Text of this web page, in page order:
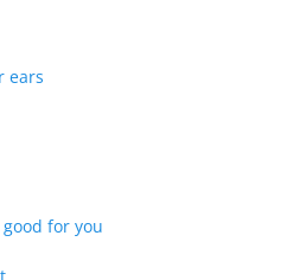
ears
for you